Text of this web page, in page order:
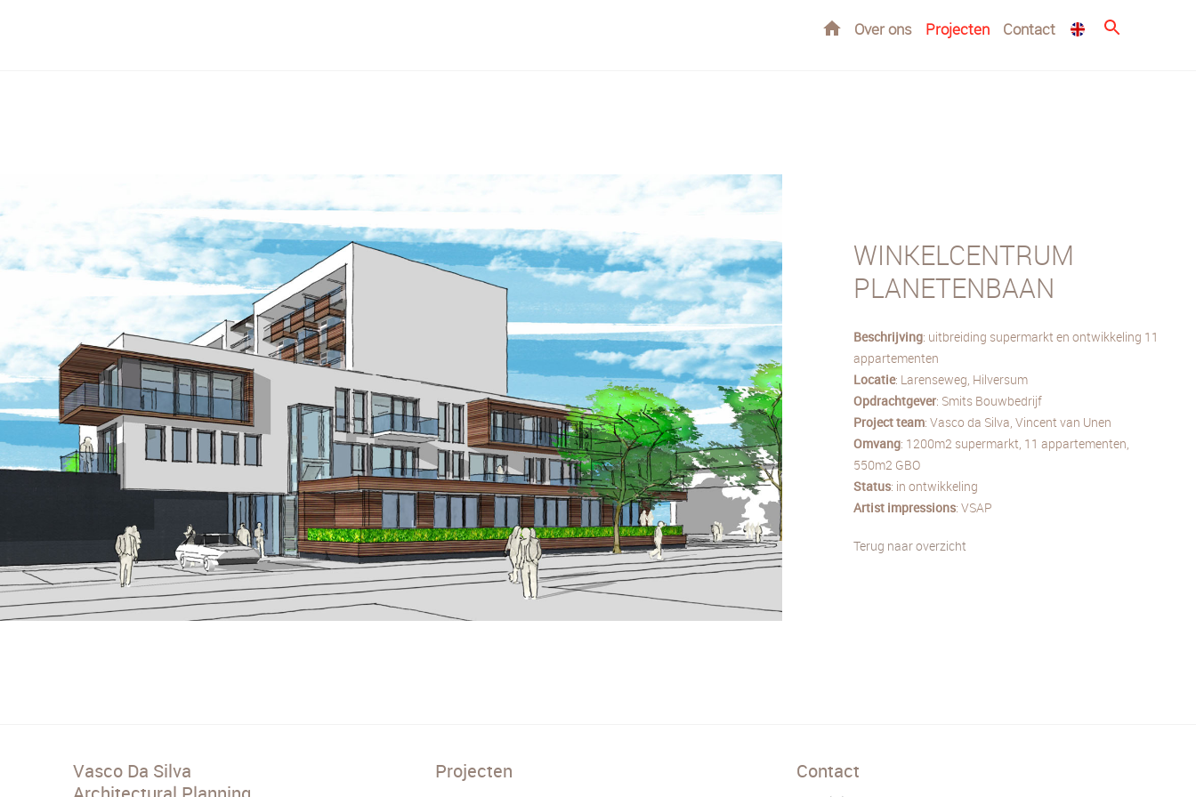
HomeOver ons Projecten Contact
WINKELCENTRUM
PLANETENBAAN
Beschrijving: uitbreiding supermarkt en ontwikkeling 11
appartementen
Locatie: Larenseweg, Hilversum
Opdrachtgever: Smits Bouwbedrijf
Project team: Vasco da Silva, Vincent van Unen
Omvang: 1200m2 supermarkt, 11 appartementen,
550m2 GBO
Status: in ontwikkeling
Artist impressions: VSAP
Terug naar overzicht
Vasco Da Silva
Projecten Contact